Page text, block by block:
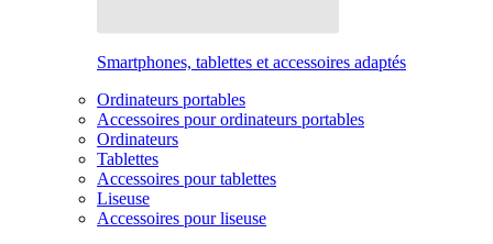
Smartphones, tablettes et accessoires adaptés
Ordinateurs portables
Accessoires pour ordinateurs portables
Ordinateurs
Tablettes
Accessoires pour tablettes
Liseuse
Accessoires pour liseuse